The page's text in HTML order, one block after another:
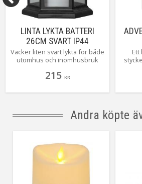
LINTA LYKTA BATTERI
26CM SVART IP44
Vacker liten svart lykta för både
utomhus och inomhusbruk
timerfunktion i mitten. Linta
bordet som på trappen.
215 KR
Andra köpte